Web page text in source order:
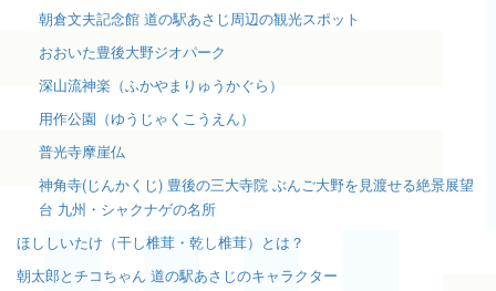
朝倉文夫記念館 道の駅あさじ周辺の観光スポット
おおいた豊後大野ジオパーク
深山流神楽（ふかやまりゅうかぐら）
用作公園（ゆうじゃくこうえん）
普光寺摩崖仏
神角寺(じんかくじ) 豊後の三大寺院 ぶんご大野を見渡せる絶景展望
台 九州・シャクナゲの名所
ほししいたけ（干し椎茸・乾し椎茸）とは？
朝太郎とチコちゃん 道の駅あさじのキャラクター